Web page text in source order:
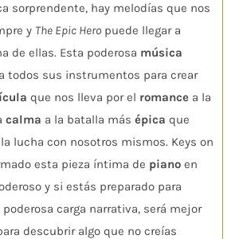
sorprendente, hay melodías que nos
y The Epic Hero puede llegar a
de ellas. Esta poderosa música
todos sus instrumentos para crear
que nos lleva por el romance a la
calma a la batalla más épica que
lucha con nosotros mismos. Keys on
esta pieza íntima de piano en
y si estás preparado para
carga narrativa, será mejor
descubrir algo que no creías